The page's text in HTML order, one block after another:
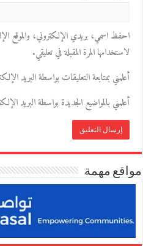
احفظ اسمي، بريدي الإلكتروني، والموقع
لاستخدامها المرة المقبلة في تعليقي.
أعلمني بمتابعة التعليقات بواسطة البريد
أعلمني بالمواضيع الجديدة بواسطة البريد
مواقع مهمة